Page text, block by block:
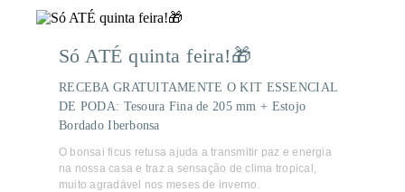
Só ATÉ quinta feira!🎁
RECEBA GRATUITAMENTE O KIT ESSENCIAL
DE PODA: Tesoura Fina de 205 mm + Estojo
Bordado Iberbonsa
O bonsai ficus retusa ajuda a transmitir paz e energia
na nossa casa e traz a sensação de clima tropical,
muito agradável nos meses de inverno.